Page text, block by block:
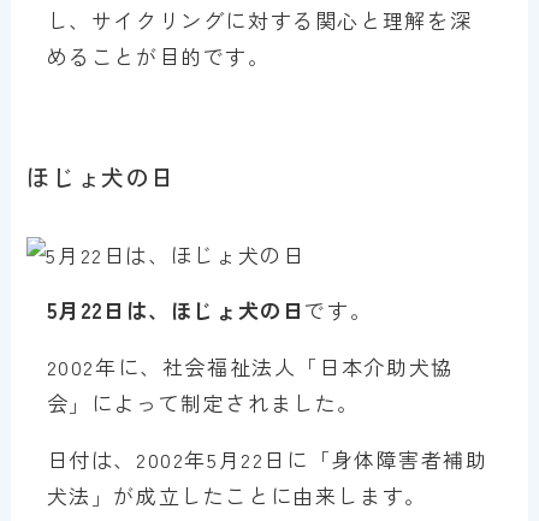
し、サイクリングに対する関心と理解を深
めることが目的です。
ほじょ犬の日
5月22日は、ほじょ犬の日 です。
2002年に、社会福祉法人「日本介助犬協
会」によって制定されました。
日付は、2002年5月22日に「身体障害者補助
犬法」が成立したことに由来します。